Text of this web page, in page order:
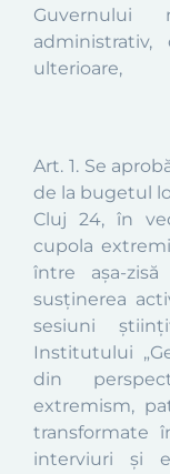
Guvernului
ulterioare,
Art. 1.Se
de la bugetul
Cluj 24, în
cupola
între așa-
susținerea
sesiuni
Institutului
din
extremism,
transformate
interviuri și